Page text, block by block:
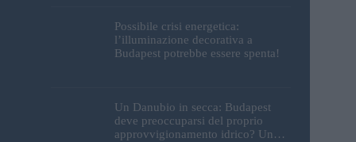
Possibile crisi energetica:
l’illuminazione decorativa a
Budapest potrebbe essere spenta!
Un Danubio in secca: Budapest
deve preoccuparsi del proprio
approvvigionamento idrico? Un